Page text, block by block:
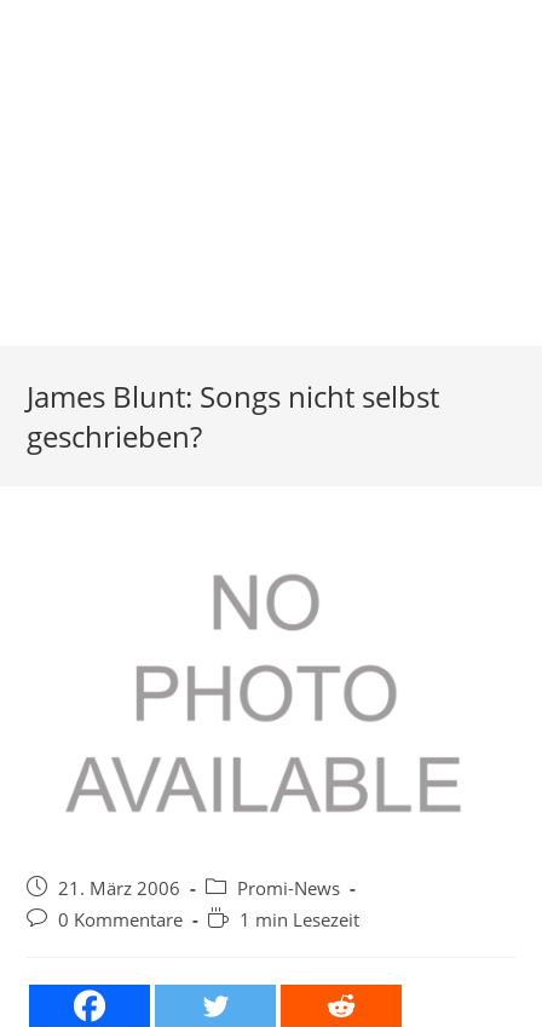
James Blunt: Songs nicht selbst
geschrieben?
Beitrag
veröffentlicht:
21. März 2006
Beitrags-
Kategorie:
Promi-News
Beitrags-
0 Kommentare Lesedauer:
1 min Lesezeit